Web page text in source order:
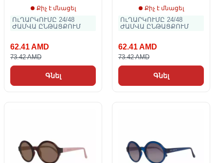
Քիչ է մնացել
ՈւՂԱՐԿՈՒՄԸ 24/48
ԺԱՄՎԱ ԸՆԹԱՑՔՈՒՄ
62.41 AMD
73.42 AMD
Գնել
Քիչ է մնացել
ՈւՂԱՐԿՈՒՄԸ 24/48
ԺԱՄՎԱ ԸՆԹԱՑՔՈՒՄ
62.41 AMD
73.42 AMD
Գնել